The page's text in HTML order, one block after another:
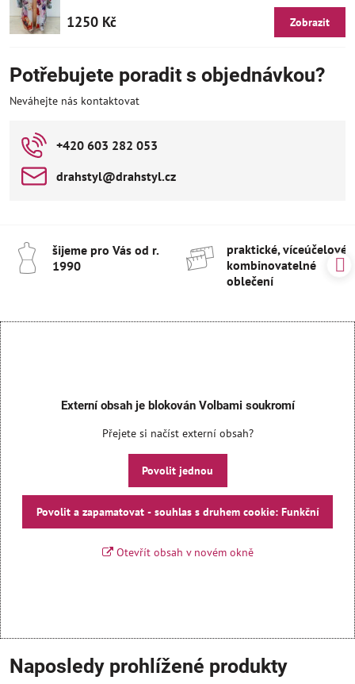
1250 Kč Zobrazit
Potřebujete poradit s objednávkou?
Neváhejte nás kontaktovat
+420 603 282 053
drahstyl​@drahstyl​.cz
šijeme pro Vás od r​.
1990
praktické, víceúčelové
kombinovatelné
oblečení
Externí obsah je blokován Volbami soukromí
Přejete si načíst externí obsah?
Povolit jednou
Povolit a zapamatovat - souhlas s druhem cookie: Funkční
Otevřít obsah v novém okně
Naposledy prohlížené produkty